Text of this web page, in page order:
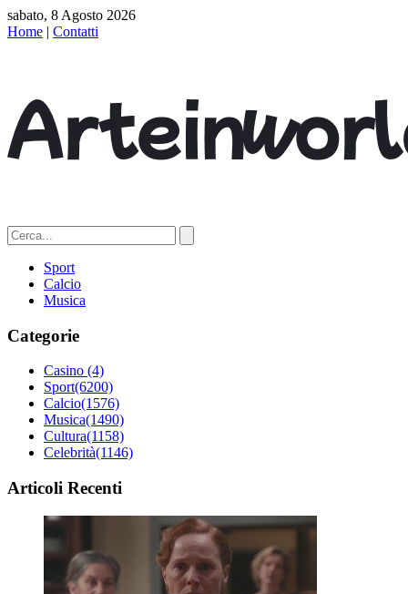
sabato, 8 Agosto 2026
Home | Contatti
Sport
Calcio
Musica
Categorie
Casino (4)
Sport(6200)
Calcio(1576)
Musica(1490)
Cultura(1158)
Celebrità(1146)
Articoli Recenti